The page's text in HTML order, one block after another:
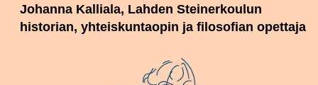
Johanna Kalliala, Lahden Steinerkoulun
historian, yhteiskuntaopin ja filosofian opettaja